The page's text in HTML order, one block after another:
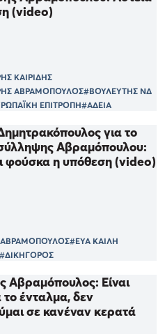
(video)
ΚΑΙΡΙΔΗΣ
ΑΒΡΑΜΟΠΟΥΛΟΣ#ΒΟΥΛΕΥΤΗΣ ΝΔ
ΕΠΙΤΡΟΠΗ#ΑΔΕΙΑ
για το
Αβραμόπουλου:
φούσκα η υπόθεση (video)
#ΕΥΑ ΚΑΙΛΗ
Αβραμόπουλος: Είναι
ένταλμα, δεν
σε κανέναν κερατά